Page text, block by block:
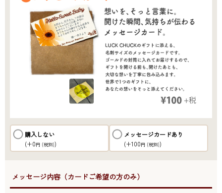
購入しない
(+0円 (税別))
メッセージカードあり
(+100円 (税別))
●メッセージ内容（カードご希望の方のみ）